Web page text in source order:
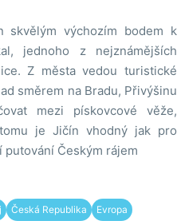
výchozím bodem k
jednoho z nejznámějších
Z města vedou turistické
směrem na Bradu, Přivýšinu
mezi pískovcové věže,
je Jičín vhodný jak pro
Českým rájem
Česká Republika Evropa